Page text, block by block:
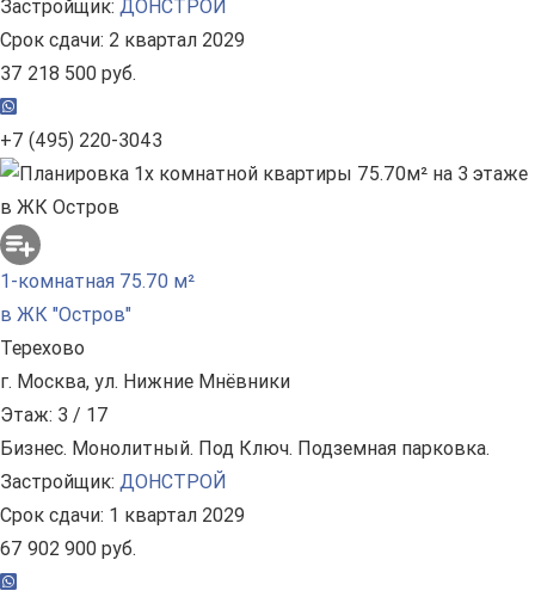
Застройщик: ДОНСТРОЙ
Срок сдачи: 2 квартал 2029
37 218 500 руб.
+7 (495) 220-3043
1-комнатная 75.70 м²
в ЖК "Остров"
Терехово
г. Москва, ул. Нижние Мнёвники
Этаж: 3 / 17
Бизнес. Монолитный. Под Ключ. Подземная парковка.
Застройщик: ДОНСТРОЙ
Срок сдачи: 1 квартал 2029
67 902 900 руб.